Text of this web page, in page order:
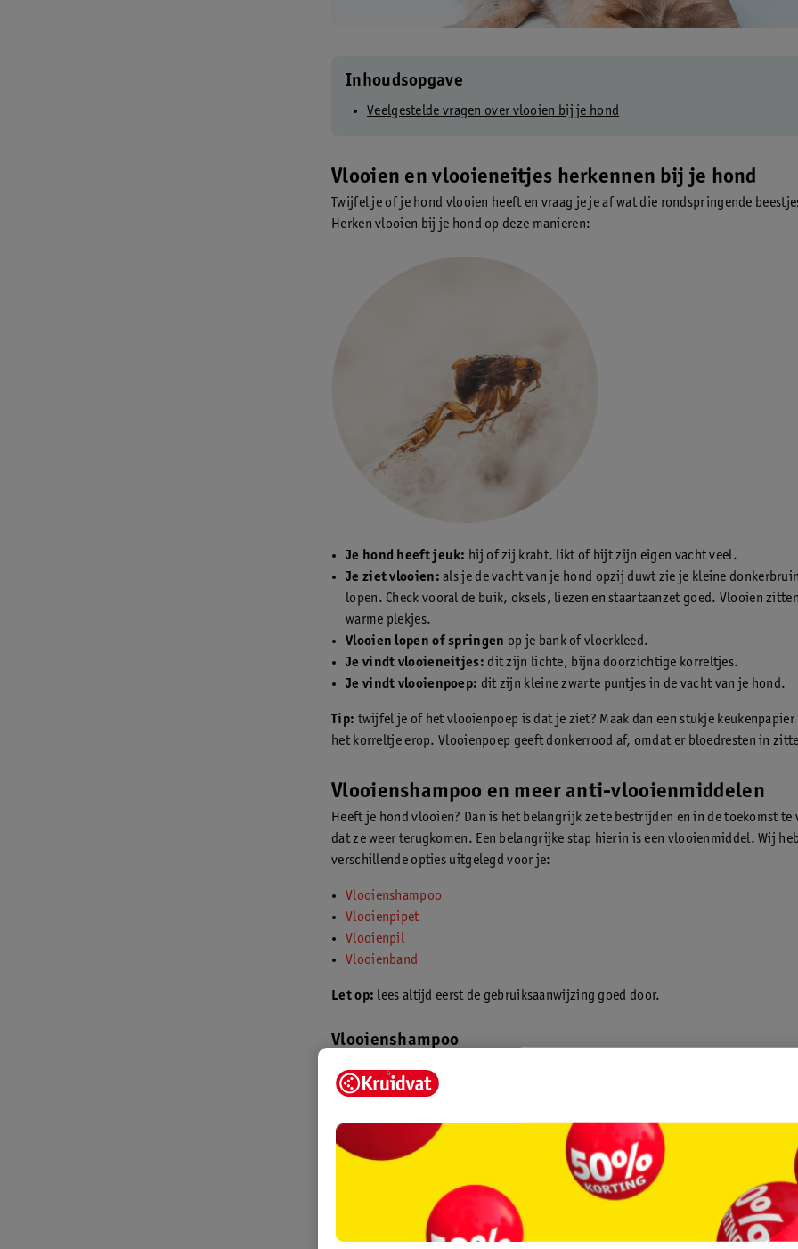
Inhoudsopgave
Veelgestelde vragen over vlooien bij je hond
Vlooien en vlooieneitjes herkennen bij je hond
Twijfel je of je hond vlooien heeft en vraag je je af wat die rondspringende
Herken vlooien bij je hond op deze manieren:
Je hond heeft jeuk: hij of zij krabt, likt of bijt zijn eigen vacht veel.
Je ziet vlooien:als je de vacht van je hond opzij duwt zie je kleine
lopen. Check vooral de buik, oksels, liezen en staartaanzet goed. Vlooien
warme plekjes.
Vlooien lopen of springen op je bank of vloerkleed.
Je vindt vlooieneitjes: dit zijn lichte, bijna doorzichtige korreltjes.
Je vindt vlooienpoep: dit zijn kleine zwarte puntjes in de vacht van je hond.
Tip: twijfel je of het vlooienpoep is dat je ziet? Maak dan een stukje keukenpapier
het korreltje erop. Vlooienpoep geeft donkerrood af, omdat er bloedresten in
Vlooienshampoo en meer anti-vlooienmiddelen
Heeft je hond vlooien? Dan is het belangrijk ze te bestrijden en in de toekomst te
dat ze weer terugkomen. Een belangrijke stap hierin is een vlooienmiddel. Wij
verschillende opties uitgelegd voor je:
Vlooienshampoo
Vlooienpipet
Vlooienpil
Vlooienband
Let op: lees altijd eerst de gebruiksaanwijzing goed door.
Vlooienshampoo
vacht van je hond met de shampoo en alle vlooien en larven gaan dood. Alleen
eitjes die uitkomen gedood worden. De werkende stof houdt zijn werking in die
de vacht droog blijft.
In een vlooienpipet zitten druppels met vloeistof. Druppel tussen de
vacht van je hond. Binnen 24 uur werkt de vloeistof en worden larven en vlooien